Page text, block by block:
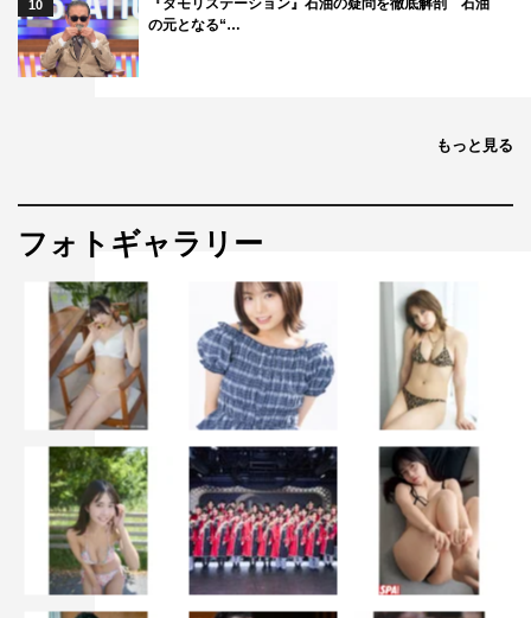
10
の元となる“…
もっと見る
フォトギャラリー